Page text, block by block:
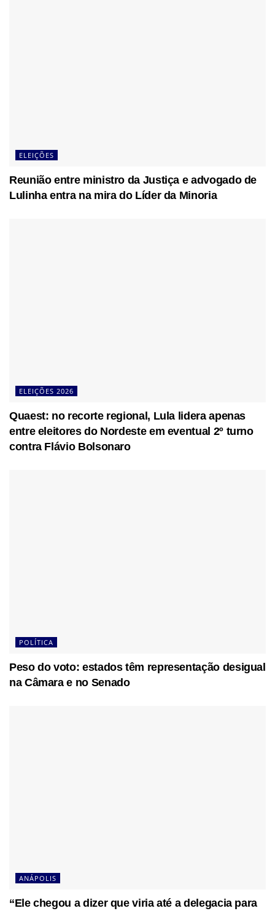
ELEIÇÕES
Reunião entre ministro da Justiça e advogado de
Lulinha entra na mira do Líder da Minoria
ELEIÇÕES 2026
Quaest: no recorte regional, Lula lidera apenas
entre eleitores do Nordeste em eventual 2º turno
contra Flávio Bolsonaro
POLÍTICA
Peso do voto: estados têm representação desigual
na Câmara e no Senado
ANÁPOLIS
“Ele chegou a dizer que viria até a delegacia para